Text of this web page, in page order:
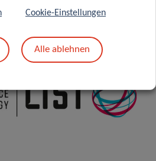
Cookie-Einstellungen
Alle ablehnen